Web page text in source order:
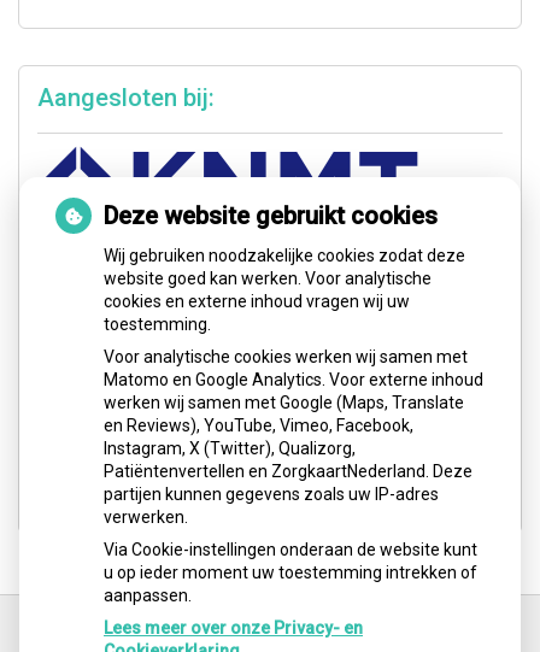
Aangesloten bij:
Deze website gebruikt cookies
Wij gebruiken noodzakelijke cookies zodat deze
website goed kan werken. Voor analytische
cookies en externe inhoud vragen wij uw
toestemming.
Voor analytische cookies werken wij samen met
Matomo en Google Analytics. Voor externe inhoud
werken wij samen met Google (Maps, Translate
en Reviews), YouTube, Vimeo, Facebook,
Instagram, X (Twitter), Qualizorg,
Patiëntenvertellen en ZorgkaartNederland. Deze
partijen kunnen gegevens zoals uw IP-adres
verwerken.
Via Cookie-instellingen onderaan de website kunt
u op ieder moment uw toestemming intrekken of
aanpassen.
Lees meer over onze Privacy- en